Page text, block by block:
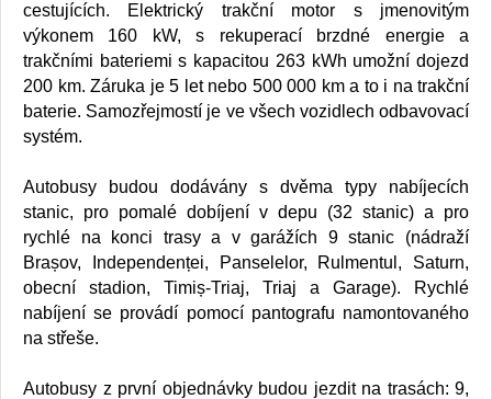
cestujících. Elektrický trakční motor s jmenovitým
výkonem 160 kW, s rekuperací brzdné energie a
trakčními bateriemi s kapacitou 263 kWh umožní dojezd
200 km. Záruka je 5 let nebo 500 000 km a to i na trakční
baterie. Samozřejmostí je ve všech vozidlech odbavovací
systém.
Autobusy budou dodávány s dvěma typy nabíjecích
stanic, pro pomalé dobíjení v depu (32 stanic) a pro
rychlé na konci trasy a v garážích 9 stanic (nádraží
Brașov, Independenței, Panselelor, Rulmentul, Saturn,
obecní stadion, Timiș-Triaj, Triaj a Garage). Rychlé
nabíjení se provádí pomocí pantografu namontovaného
na střeše.
Autobusy z první objednávky budou jezdit na trasách: 9,